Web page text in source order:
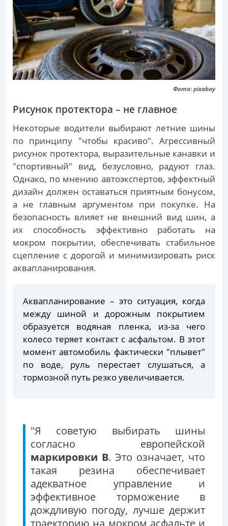
Фото: pixabay
Рисунок протектора – не главное
Некоторые водители выбирают летние шины
по принципу "чтобы красиво". Агрессивный
рисунок протектора, выразительные канавки и
"спортивный" вид, безусловно, радуют глаз.
Однако, по мнению автоэкспертов, эффектный
дизайн должен оставаться приятным бонусом,
а не главным аргументом при покупке. На
безопасность влияет не внешний вид шин, а
их способность эффективно работать на
мокром покрытии, обеспечивать стабильное
сцепление с дорогой и минимизировать риск
аквапланирования.
Аквапланирование – это ситуация, когда
между шиной и дорожным покрытием
образуется водяная пленка, из-за чего
колесо теряет контакт с асфальтом. В этот
момент автомобиль фактически "плывет"
по воде, руль перестает слушаться, а
тормозной путь резко увеличивается.
"Я советую выбирать шины
согласно европейской
маркировки B. Это означает, что
такая резина обеспечивает
адекватное управление и
эффективное торможение в
дождливую погоду, лучше держит